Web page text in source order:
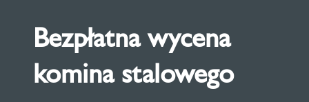
Bezpłatna wycena
komina stalowego